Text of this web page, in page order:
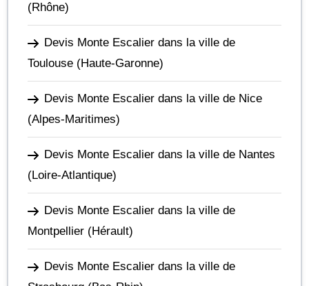
(Rhône)
Devis Monte Escalier dans la ville de
Toulouse (Haute-Garonne)
Devis Monte Escalier dans la ville de Nice
(Alpes-Maritimes)
Devis Monte Escalier dans la ville de Nantes
(Loire-Atlantique)
Devis Monte Escalier dans la ville de
Montpellier (Hérault)
Devis Monte Escalier dans la ville de